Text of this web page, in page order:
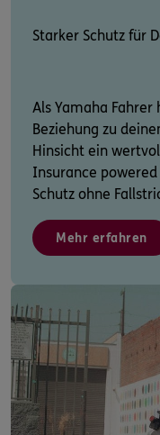
Starker Schutz für
Als Yamaha Fahrer
Beziehung zu
Hinsicht ein
Insurance
Schutz ohne
Mehr erfahren